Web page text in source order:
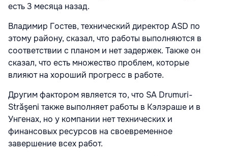
есть 3 месяца назад.
Владимир Гостев, технический директор ASD по
этому району, сказал, что работы выполняются в
соответствии с планом и нет задержек. Также он
сказал, что есть множество проблем, которые
влияют на хороший прогресс в работе.
Другим фактором является то, что SA Drumuri-
Străşeni также выполняет работы в Кэлэраше и в
Унгенах, но у компании нет технических и
финансовых ресурсов на своевременное
завершение всех работ.